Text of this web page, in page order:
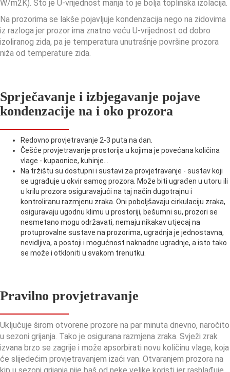
W/m2K). Što je U-vrijednost manja to je bolja toplinska izolacija.
Na prozorima se lakše pojavljuje kondenzacija nego na zidovima
iz razloga jer prozor ima znatno veću U-vrijednost od dobro
izoliranog zida, pa je temperatura unutrašnje površine prozora
niža od temperature zida.
Sprječavanje i izbjegavanje pojave
kondenzacije na i oko prozora
Redovno provjetravanje 2-3 puta na dan.
Češće provjetravanje prostorija u kojima je povećana količina
vlage - kupaonice, kuhinje...
Na tržištu su dostupni i sustavi za provjetravanje - sustav koji
se ugrađuje u okvir samog prozora. Može biti ugrađen u utoru ili
u krilu prozora osiguravajući na taj način dugotrajnu i
kontroliranu razmjenu zraka. Oni poboljšavaju cirkulaciju zraka,
osiguravaju ugodnu klimu u prostoriji, bešumni su, prozori se
nesmetano mogu održavati, nemaju nikakav utjecaj na
protuprovalne sustave na prozorima, ugradnja je jednostavna,
nevidljiva, a postoji i mogućnost naknadne ugradnje, a isto tako
se može i otkloniti u svakom trenutku.
Pravilno provjetravanje
Uključuje širom otvorene prozore na par minuta dnevno, naročito
u sezoni grijanja. Tako je osigurana razmjena zraka. Svježi zrak
izvana brzo se zagrije i može apsorbirati novu količinu vlage, koja
će slijedećim provjetravanjem izaći van. Otvaranjem prozora na